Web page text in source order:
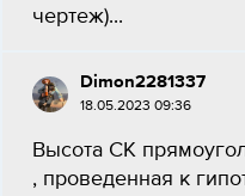
чертеж)...
Dimon2281337
18.05.2023 09:36
Высота СК
, проведенная к